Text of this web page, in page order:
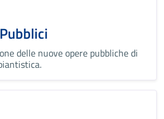
delle nuove opere pubbliche di